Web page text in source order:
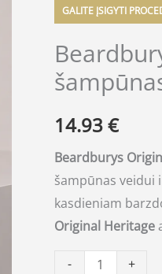
GALITE ĮSIGYTI
14.93€
Beardburys
šampūnas veidui
kasdieniam
Original Heritage
- +